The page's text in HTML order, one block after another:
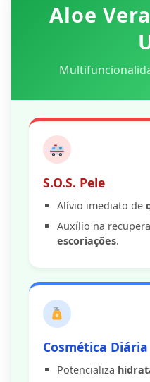
Aloe
S.O.S. Pele
Alívio imediato de
Auxílio na
escoriações.
Cosmética Diária
Potencializa